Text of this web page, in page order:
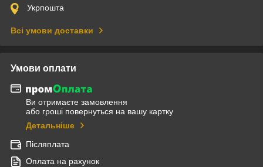
Укрпошта
Всі умови доставки
Умови оплати
Ви отримаєте замовлення
або гроші повернуться на вашу картку
Детальніше
Післяплата
Оплата на рахунок